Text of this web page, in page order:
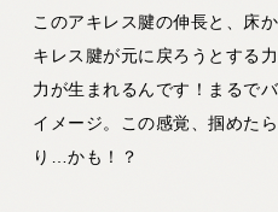
このアキレス腱の伸長と、床
キレス腱が元に戻ろうとする
力が生まれるんです！まるで
イメージ。この感覚、掴めた
り…かも！？